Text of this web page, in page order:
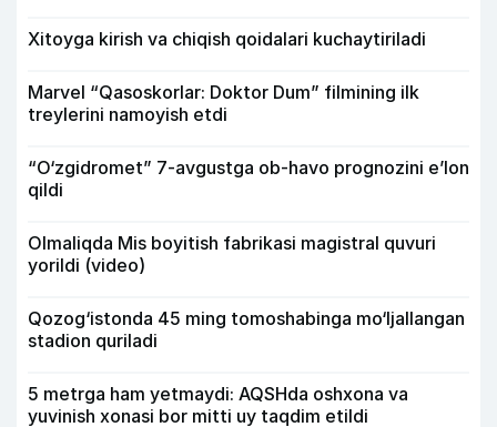
Xitoyga kirish va chiqish qoidalari kuchaytiriladi
Marvel “Qasoskorlar: Doktor Dum” filmining ilk
treylerini namoyish etdi
“O‘zgidromet” 7-avgustga ob-havo prognozini e’lon
qildi
Olmaliqda Mis boyitish fabrikasi magistral quvuri
yorildi (video)
Qozog‘istonda 45 ming tomoshabinga mo‘ljallangan
stadion quriladi
5 metrga ham yetmaydi: AQSHda oshxona va
yuvinish xonasi bor mitti uy taqdim etildi